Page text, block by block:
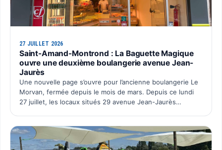
27 JUILLET 2026
Saint-Amand-Montrond : La Baguette Magique
ouvre une deuxième boulangerie avenue Jean-
Jaurès
Une nouvelle page s’ouvre pour l’ancienne boulangerie Le
Morvan, fermée depuis le mois de mars. Depuis ce lundi
27 juillet, les locaux situés 29 avenue Jean-Jaurès